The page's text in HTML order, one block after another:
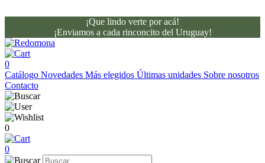
¡Que lindo verte por acá!
¡Enviamos a cada rinconcito del Uruguay!
0
Catálogo Novedades Más elegidos Últimas unidades Sobre nosotros
Contacto
0
0